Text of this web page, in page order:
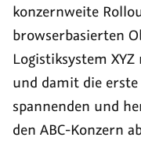
konzernweite
browserbasierten
Logistiksystem
und damit die erste
spannenden und
den ABC-Konzern